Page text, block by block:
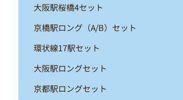
大阪駅桜橋4セット
京橋駅ロング（A/B）セット
環状線17駅セット
大阪駅ロングセット
京都駅ロングセット